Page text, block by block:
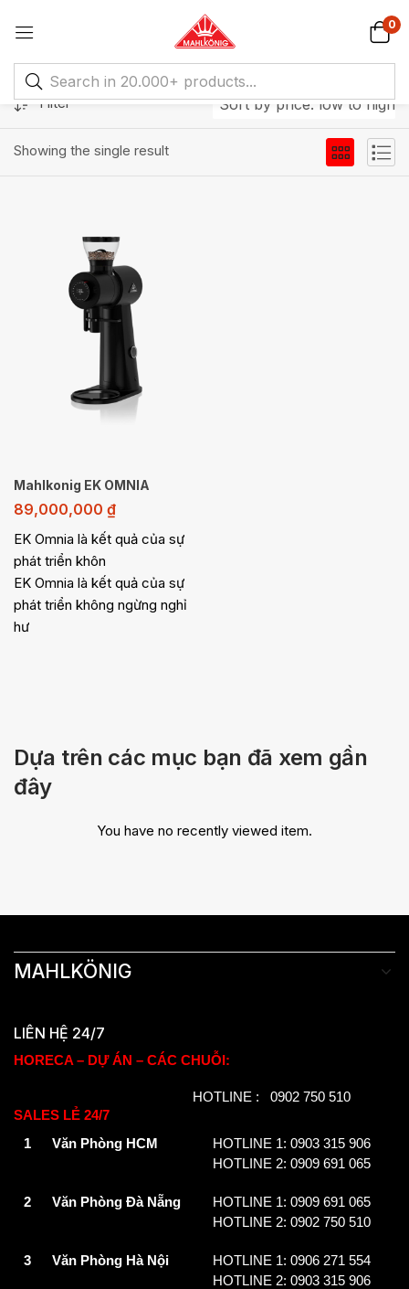
0
Showing the single result
Filter Sort by price: low to high
Mahlkonig EK OMNIA
89,000,000 ₫
EK Omnia là kết quả của sự
phát triển khôn
EK Omnia là kết quả của sự
phát triển không ngừng nghỉ
hư
Dựa trên các mục bạn đã xem gần
đây
You have no recently viewed item.
MAHLKÖNIG
LIÊN HỆ 24/7
HORECA – DỰ ÁN – CÁC CHUỖI:
HOTLINE : 0902 750 510
SALES LẺ 24/7
1
Văn Phòng HCM
HOTLINE 1: 0903 315 906
HOTLINE 2: 0909 691 065
2 Văn Phòng Đà Nẵng
HOTLINE 1: 0909 691 065
HOTLINE 2: 0902 750 510
3 Văn Phòng Hà Nội
HOTLINE 1: 0906 271 554
HOTLINE 2: 0903 315 906